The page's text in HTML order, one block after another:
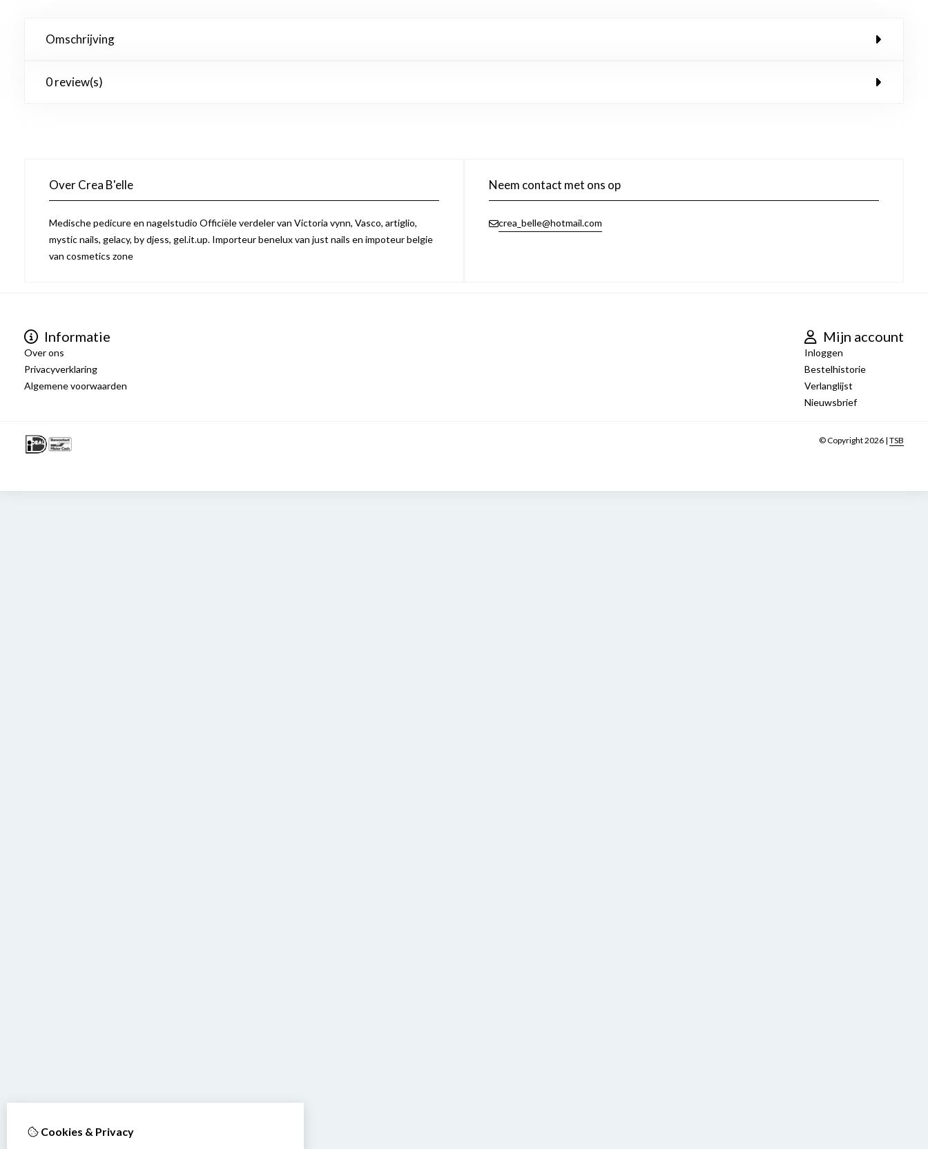
Omschrijving
0 review(s)
Over Crea B'elle
Medische pedicure en nagelstudio Officiële verdeler van Victoria vynn, Vasco, artiglio,
mystic nails, gelacy, by djess, gel.it.up. Importeur benelux van just nails en impoteur belgie
van cosmetics zone
Neem contact met ons op
crea_belle@hotmail.com
Informatie
Over ons
Privacyverklaring
Algemene voorwaarden
Mijn account
Inloggen
Bestelhistorie
Verlanglijst
Nieuwsbrief
© Copyright 2026 | TSB
Cookies & Privacy